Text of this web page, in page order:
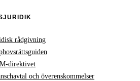
rådgivning
direktivet
och överenskommelser